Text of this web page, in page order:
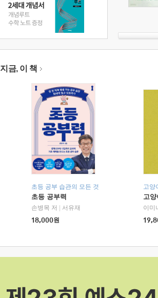
지금, 이 책
초등 공부 습관의 모든 것
초등 공부력
손병목 저
서유재
18,000원
고양
고
이미